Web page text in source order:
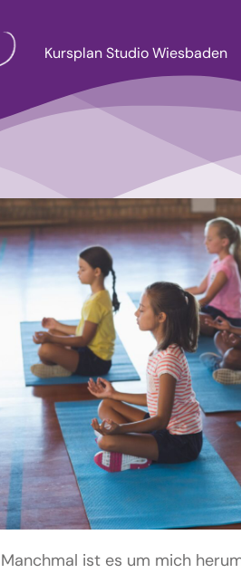
Kursplan Studio Wiesbaden
Manchmal ist es um mich